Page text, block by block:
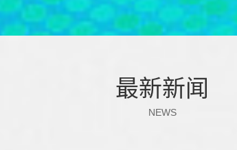
最新新闻
NEWS